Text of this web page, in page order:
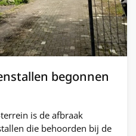
begonnen
is de afbraak
die behoorden bij de